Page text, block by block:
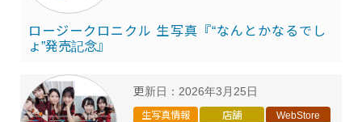
ロージークロニクル 生写真『“なんとかなるでし
ょ”発売記念』
更新日： 2026年3月25日
生写真情報 店舗 WebStore